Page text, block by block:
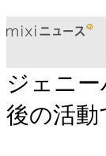
ジェニ
後の活動